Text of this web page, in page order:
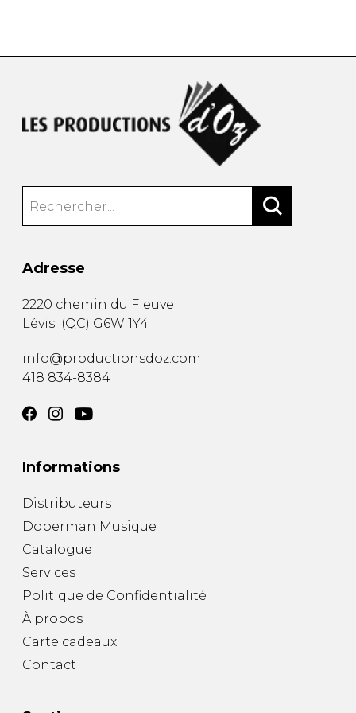
Adresse
2220 chemin du Fleuve
Lévis (QC) G6W 1Y4
info@productionsdoz.com
418 834-8384
Informations
Distributeurs
Doberman Musique
Catalogue
Services
Politique de Confidentialité
À propos
Carte cadeaux
Contact